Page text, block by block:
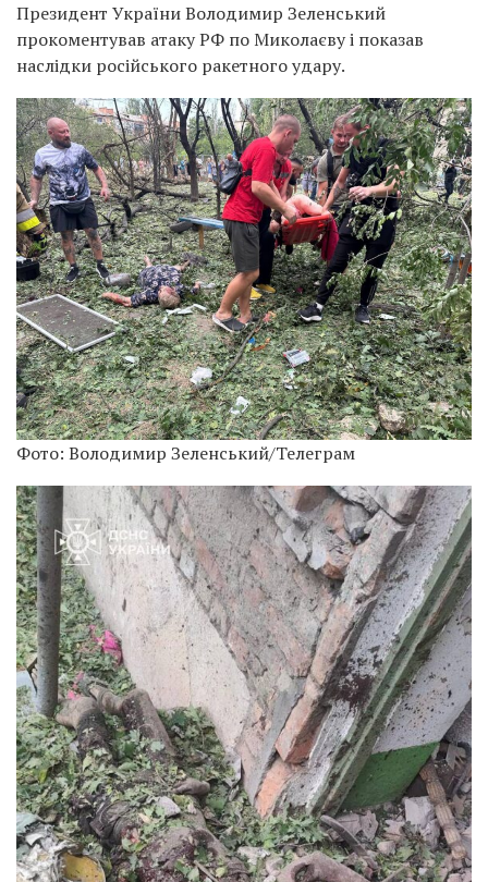
Президент України Володимир Зеленський
прокоментував атаку РФ по Миколаєву і показав
наслідки російського ракетного удару.
Фото: Володимир Зеленський/Телеграм